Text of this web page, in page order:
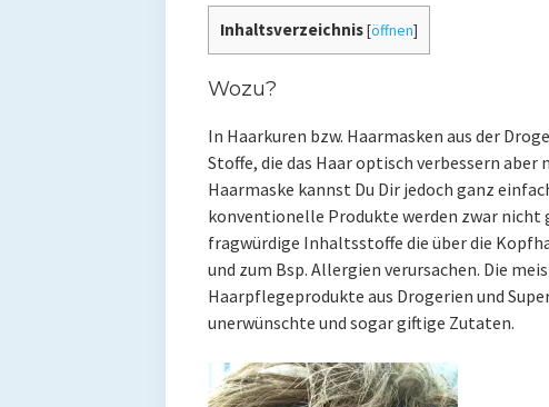
Inhaltsverzeichnis[öffnen]
Wozu?
In Haarkuren bzw. Haarmasken aus der
Stoffe, die das Haar optisch verbessern
Haarmaske kannst Du Dir jedoch ganz
konventionelle Produkte werden zwar nicht
fragwürdige Inhaltsstoffe die über die
und zum Bsp. Allergien verursachen. Die
Haarpflegeprodukte aus Drogerien und
unerwünschte und sogar giftige Zutaten.